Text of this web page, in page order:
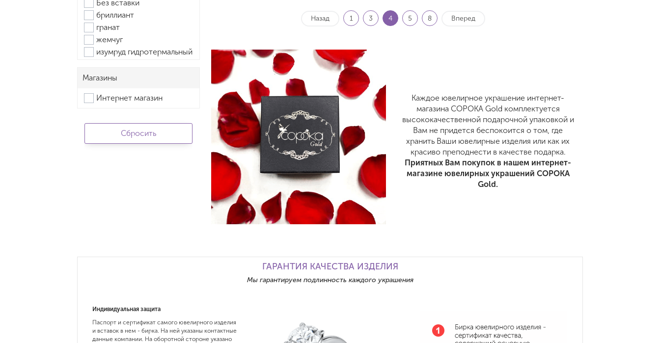
Без вставки
бриллиант
гранат
жемчуг
изумруд гидротермальный
корунд рубин. синт.
оникс
Раух-топаз
родолит
Магазины
Интернет магазин
Назад 1 3 4 5 8 Вперед
Каждое ювелирное украшение интернет-
магазина СОРОКА Gold комплектуется
высококачественной подарочной упаковкой и
Вам не придется беспокоится о том, где
хранить Ваши ювелирные изделия или как их
красиво преподнести в качестве подарка.
Приятных Вам покупок в нашем интернет-
магазине ювелирных украшений СОРОКА
Gold.
ГАРАНТИЯ КАЧЕСТВА ИЗДЕЛИЯ
Мы гарантируем подлинность каждого украшения
Индивидуальная защита
Паспорт и сертификат самого ювелирного изделия
и вставок в нем - бирка. На ней указаны контактные
данные компании. На оборотной стороне указано